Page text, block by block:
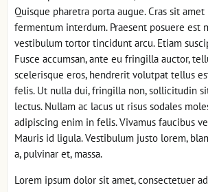
Quisque pharetra porta augue. Cras sit
fermentum interdum. Praesent posuere est
vestibulum tortor tincidunt arcu. Etiam
Fusce accumsan, ante eu fringilla auctor,
scelerisque eros, hendrerit volutpat tellus
felis. Ut nulla dui, fringilla non, sollicitudin
lectus. Nullam ac lacus ut risus sodales
adipiscing enim in felis. Vivamus faucibus
Mauris id ligula. Vestibulum justo lorem,
a, pulvinar et, massa.
Lorem ipsum dolor sit amet, consectetuer